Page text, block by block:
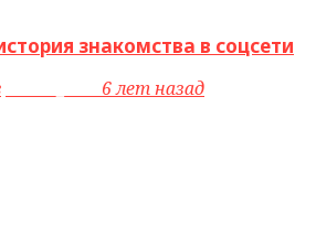
знакомства в соцсети
6 лет назад